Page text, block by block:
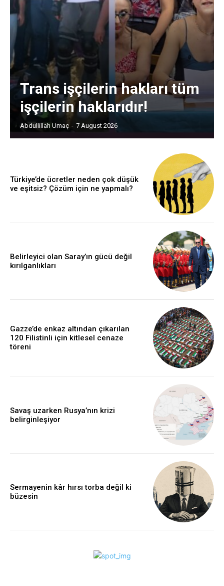
Trans işçilerin hakları tüm
işçilerin haklarıdır!
Abdullillah Umaç - 7 August 2026
Türkiye’de ücretler neden çok düşük
ve eşitsiz? Çözüm için ne yapmalı?
Belirleyici olan Saray’ın gücü değil
kırılganlıkları
Gazze’de enkaz altından çıkarılan
120 Filistinli için kitlesel cenaze
töreni
Savaş uzarken Rusya’nın krizi
belirginleşiyor
Sermayenin kâr hırsı torba değil ki
büzesin